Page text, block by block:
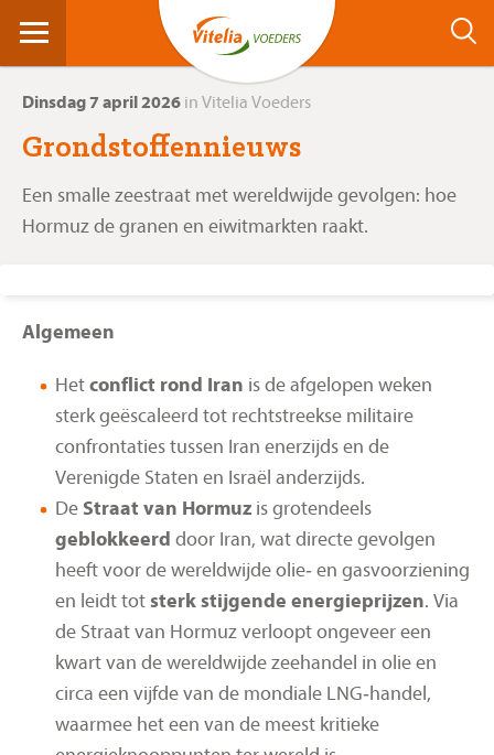
Dinsdag 7 april 2026 in Vitelia Voeders
Grondstoffennieuws
Een smalle zeestraat met wereldwijde gevolgen: hoe
Hormuz de granen en eiwitmarkten raakt.
Algemeen
Hetconflict rond Iran is de afgelopen weken
sterk geëscaleerd tot rechtstreekse militaire
confrontaties tussen Iran enerzijds en de
Verenigde Staten en Israël anderzijds.
De Straat van Hormuz is grotendeels
geblokkeerd door Iran, wat directe gevolgen
heeft voor de wereldwijde olie‑ en gasvoorziening
en leidt totsterk stijgende energieprijzen. Via
de Straat van Hormuz verloopt ongeveer een
kwart van de wereldwijde zeehandel in olie en
circa een vijfde van de mondiale LNG‑handel,
waarmee het een van de meest kritieke